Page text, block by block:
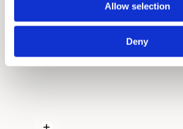
Allow selection
Deny